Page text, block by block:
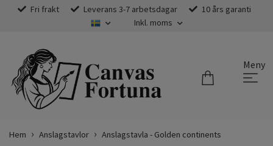
Fri frakt Leverans 3-7 arbetsdagar
10 års garanti
Inkl. moms
Meny
Hem Anslagstavlor Anslagstavla - Golden continents